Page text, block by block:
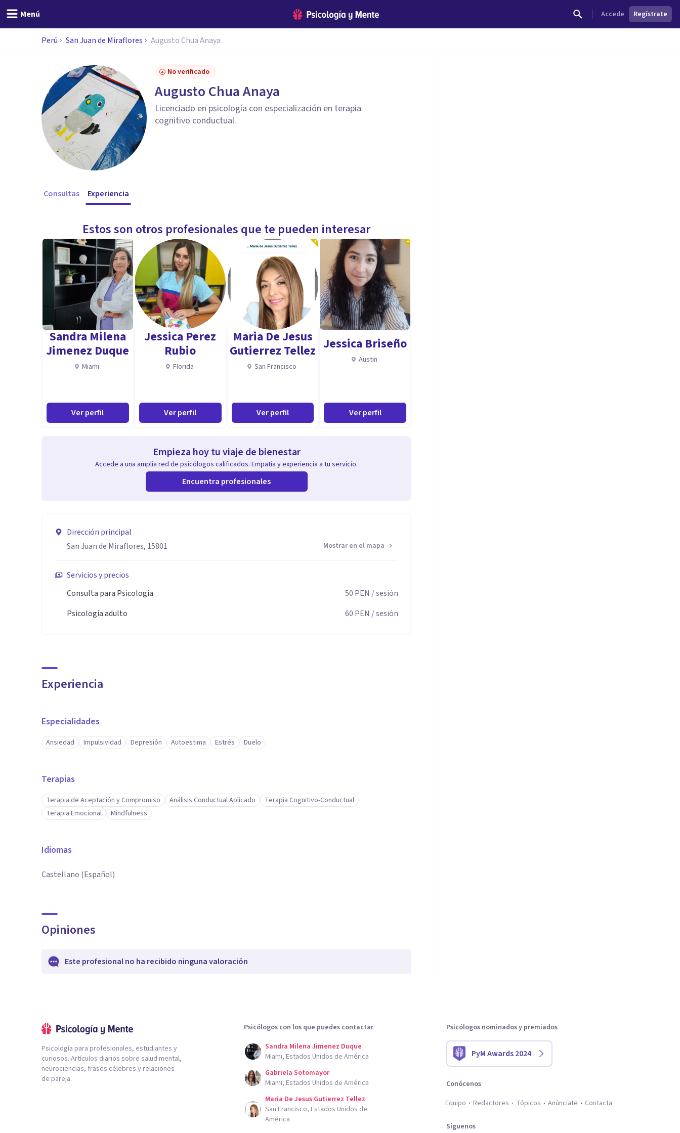
Menú Accede Regístrate
Perú San Juan de Miraflores Augusto Chua Anaya
No verificado
Augusto Chua Anaya
Licenciado en psicología con especialización en terapia
cognitivo conductual.
Consultas Experiencia
Estos son otros profesionales que te pueden interesar
Sandra Milena
Jimenez Duque
Miami
Ver perfil
Jessica Perez
Rubio
Florida
Ver perfil
Maria De Jesus
Gutierrez Tellez
San Francisco
Ver perfil
Jessica Briseño
Austin
Ver perfil
Empieza hoy tu viaje de bienestar
Accede a una amplia red de psicólogos calificados. Empatía y experiencia a tu servicio.
Encuentra profesionales
Dirección principal
San Juan de Miraflores, 15801
Mostrar en el mapa
Servicios y precios
Consulta para Psicología
50 PEN / sesión
Psicología adulto
60 PEN / sesión
Experiencia
Especialidades
Ansiedad Impulsividad Depresión Autoestima Estrés Duelo
Terapias
Terapia de Aceptación y Compromiso Análisis Conductual Aplicado
Terapia Cognitivo-Conductual
Terapia Emocional
Mindfulness
Idiomas
Castellano (Español)
Opiniones
Este profesional no ha recibido ninguna valoración
Psicología para profesionales, estudiantes y
curiosos. Artículos diarios sobre salud mental,
neurociencias, frases célebres y relaciones
de pareja.
Psicólogos con los que puedes contactar
Sandra Milena Jimenez Duque
Miami, Estados Unidos de América
Gabriela Sotomayor
Miami, Estados Unidos de América
Maria De Jesus Gutierrez Tellez
San Francisco, Estados Unidos de
América
Psicólogos nominados y premiados
PyM Awards 2024
Conócenos
Equipo
Redactores Tópicos Anúnciate Contacta
Síguenos